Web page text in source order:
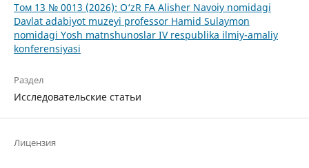
Том 13 № 0013 (2026): O‘zR FA Alisher Navoiy nomidagi
Davlat adabiyot muzeyi professor Hamid Sulaymon
nomidagi Yosh matnshunoslar IV respublika ilmiy-amaliy
konferensiyasi
Раздел
Исследовательские статьи
Лицензия